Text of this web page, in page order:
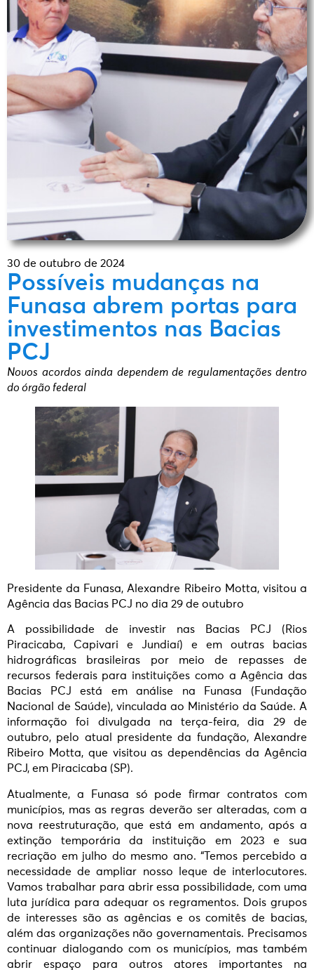
30 de outubro de 2024
Possíveis mudanças na
Funasa abrem portas para
investimentos nas Bacias
PCJ
Novos acordos ainda dependem de regulamentações dentro
do órgão federal
Presidente da Funasa, Alexandre Ribeiro Motta, visitou a
Agência das Bacias PCJ no dia 29 de outubro
A possibilidade de investir nas Bacias PCJ (Rios
Piracicaba, Capivari e Jundiaí) e em outras bacias
hidrográficas brasileiras por meio de repasses de
recursos federais para instituições como a Agência das
Bacias PCJ está em análise na Funasa (Fundação
Nacional de Saúde), vinculada ao Ministério da Saúde. A
informação foi divulgada na terça-feira, dia 29 de
outubro, pelo atual presidente da fundação, Alexandre
Ribeiro Motta, que visitou as dependências da Agência
PCJ, em Piracicaba (SP).
Atualmente, a Funasa só pode firmar contratos com
municípios, mas as regras deverão ser alteradas, com a
nova reestruturação, que está em andamento, após a
extinção temporária da instituição em 2023 e sua
recriação em julho do mesmo ano. “Temos percebido a
necessidade de ampliar nosso leque de interlocutores.
Vamos trabalhar para abrir essa possibilidade, com uma
luta jurídica para adequar os regramentos. Dois grupos
de interesses são as agências e os comitês de bacias,
além das organizações não governamentais. Precisamos
continuar dialogando com os municípios, mas também
abrir espaço para outros atores importantes na